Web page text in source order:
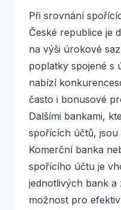
Při srovnání
České republice je
na výši úrokové
poplatky spojené s
nabízí
často i bonusové
Dalšími bankami,
spořících účtů, jsou
Komerční banka
spořícího účtu je
jednotlivých bank a
možnost pro